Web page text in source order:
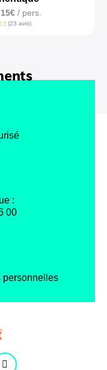
15€/ pers.
(23 avis)
:
00
personnelles